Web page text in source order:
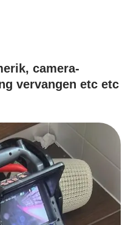
camera-
vervangen etc etc